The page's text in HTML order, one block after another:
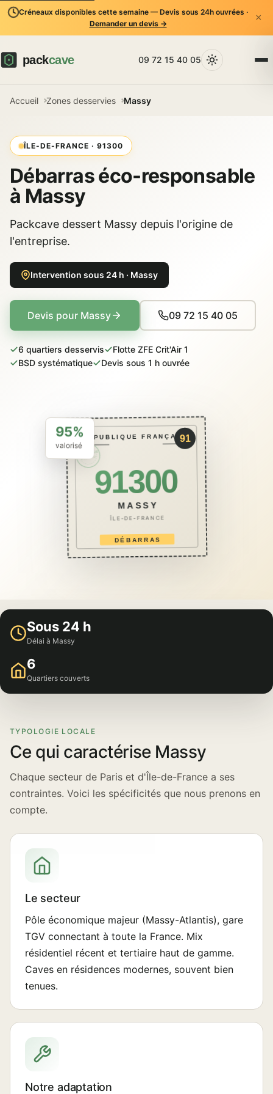
Créneaux disponibles cette semaine — Devis sous 24h ouvrées ·
Demander un devis →
×
09 72 15 40 05
Accueil Zones desservies Massy
ÎLE-DE-FRANCE · 91300
Débarras éco-responsable
à Massy
Packcave dessert Massy depuis l'origine de
l'entreprise.
Intervention sous 24 h · Massy
Devis pour Massy 09 72 15 40 05
6 quartiers desservis
Flotte ZFE Crit'Air 1
BSD systématique
Devis sous 1 h ouvrée
RÉPUBLIQUE FRANÇAISE
91300
MASSY
ÎLE-DE-FRANCE
DÉBARRAS
PACKCAVE
ÉCO · BSD
91
95%
valorisé
Sous 24 h
Délai à Massy
6
Quartiers couverts
TYPOLOGIE LOCALE
Ce qui caractérise Massy
Chaque secteur de Paris et d'Île-de-France a ses
contraintes. Voici les spécificités que nous prenons en
compte.
Le secteur
Pôle économique majeur (Massy-Atlantis), gare
TGV connectant à toute la France. Mix
résidentiel récent et tertiaire haut de gamme.
Caves en résidences modernes, souvent bien
tenues.
Notre adaptation